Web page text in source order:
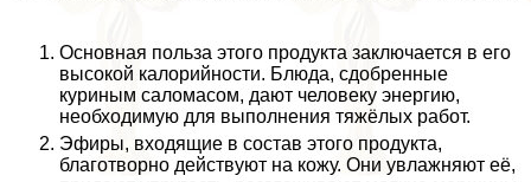
Основная польза этого продукта заключается в его
высокой калорийности. Блюда, сдобренные
куриным саломасом, дают человеку энергию,
необходимую для выполнения тяжёлых работ.
Эфиры, входящие в состав этого продукта,
благотворно действуют на кожу. Они увлажняют её,